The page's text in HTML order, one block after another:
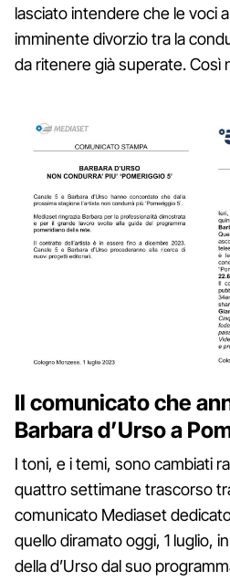
lasciato intendere che le voci
imminente divorzio tra la
da ritenere già superate. Così
Il comunicato che
Barbara d’Urso a
I toni, e i temi, sono cambiati
quattro settimane trascorso
comunicato Mediaset
quello diramato oggi, 1 luglio,
della d’Urso dal suo